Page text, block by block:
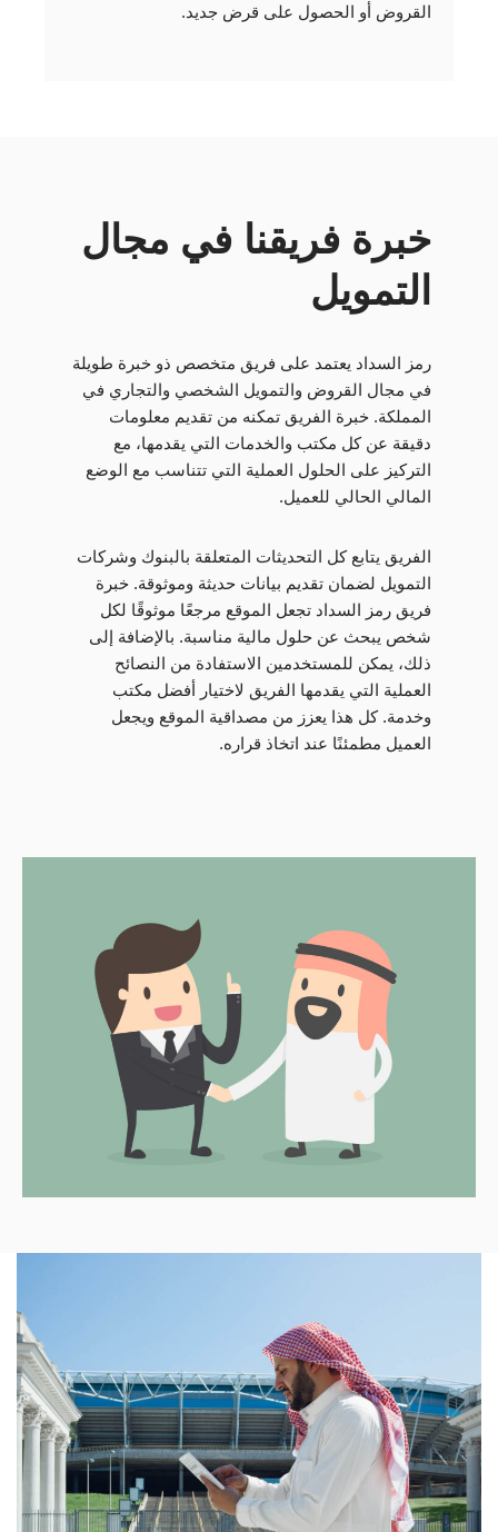
القروض أو الحصول على قرض جديد.
خبرة فريقنا في مجال
التمويل
رمز السداد يعتمد على فريق متخصص ذو خبرة طويلة
في مجال القروض والتمويل الشخصي والتجاري في
المملكة. خبرة الفريق تمكنه من تقديم معلومات
دقيقة عن كل مكتب والخدمات التي يقدمها، مع
التركيز على الحلول العملية التي تتناسب مع الوضع
المالي الحالي للعميل.
الفريق يتابع كل التحديثات المتعلقة بالبنوك وشركات
التمويل لضمان تقديم بيانات حديثة وموثوقة. خبرة
فريق رمز السداد تجعل الموقع مرجعًا موثوقًا لكل
شخص يبحث عن حلول مالية مناسبة. بالإضافة إلى
ذلك، يمكن للمستخدمين الاستفادة من النصائح
العملية التي يقدمها الفريق لاختيار أفضل مكتب
وخدمة. كل هذا يعزز من مصداقية الموقع ويجعل
العميل مطمئنًا عند اتخاذ قراره.